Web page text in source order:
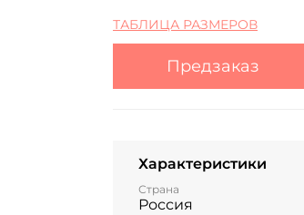
ТАБЛИЦА РАЗМЕРОВ
Предзаказ
Характеристики
Страна
Россия